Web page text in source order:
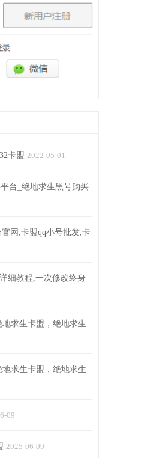
卡盟 2022-05-01
台_绝地求生黑号购买
网,卡盟qq小号批发,卡
细教程,一次修改终身
求生卡盟，绝地求生
求生卡盟，绝地求生
09
2025-06-09